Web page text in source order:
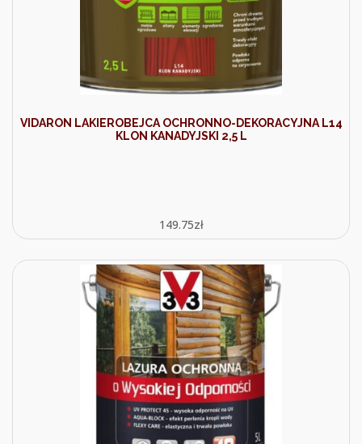
VIDARON LAKIEROBEJCA OCHRONNO-DEKORACYJNA L14
KLON KANADYJSKI 2,5 L
149.75zł